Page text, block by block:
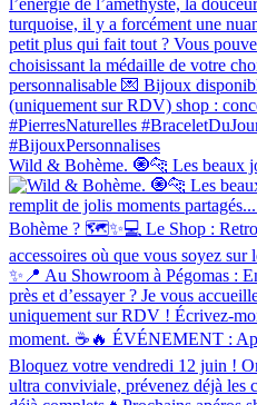
Wild & Bohème. 🧿🐆 Les beaux